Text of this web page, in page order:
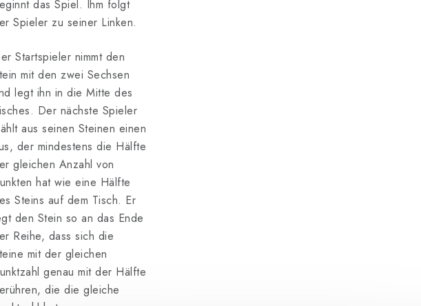
das Spiel. Ihm folgt
Spieler zu seiner Linken.
Startspieler nimmt den
mit den zwei Sechsen
legt ihn in die Mitte des
Der nächste Spieler
aus seinen Steinen einen
der mindestens die Hälfte
gleichen Anzahl von
hat wie eine Hälfte
Steins auf dem Tisch. Er
den Stein so an das Ende
Reihe, dass sich die
mit der gleichen
genau mit der Hälfte
die die gleiche